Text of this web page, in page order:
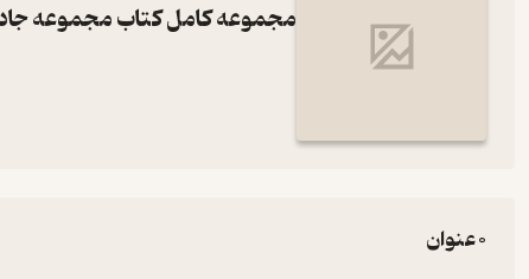
مجموعه کامل کتاب مجموعه
0 عنوان